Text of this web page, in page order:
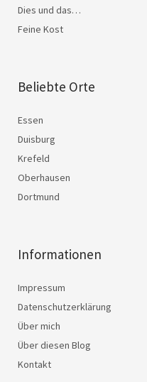
Dies und das…
Feine Kost
Beliebte Orte
Essen
Duisburg
Krefeld
Oberhausen
Dortmund
Informationen
Impressum
Datenschutzerklärung
Über mich
Über diesen Blog
Kontakt